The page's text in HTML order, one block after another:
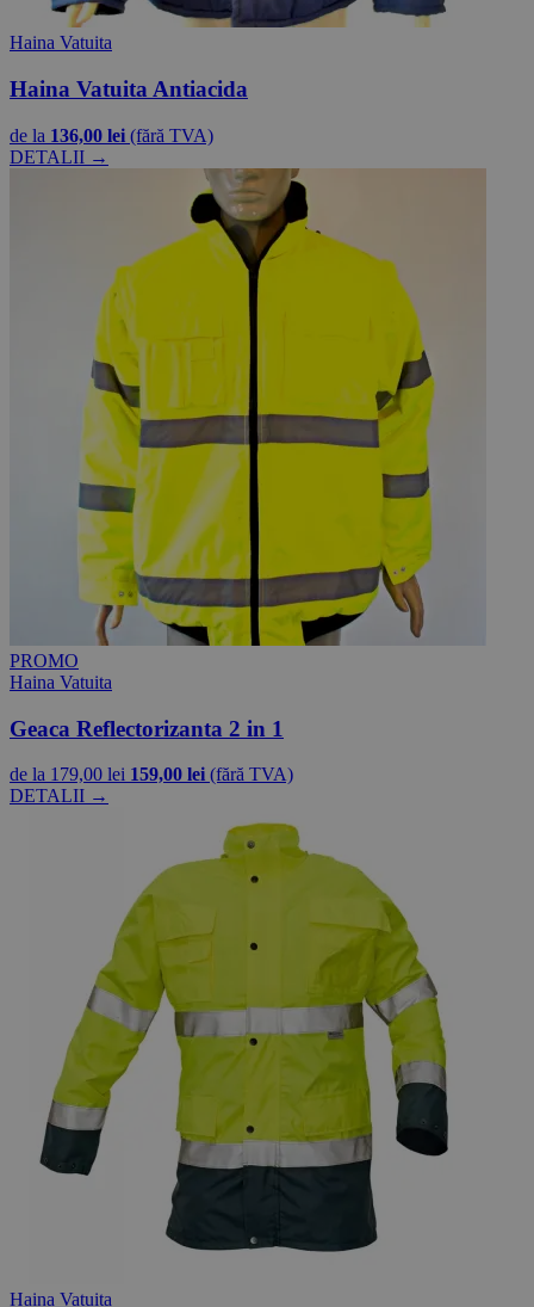
Haina Vatuita
Haina Vatuita Antiacida
de la 136,00 lei (fără TVA)
DETALII →
PROMO
Haina Vatuita
Geaca Reflectorizanta 2 in 1
de la 179,00 lei 159,00 lei (fără TVA)
DETALII →
Haina Vatuita